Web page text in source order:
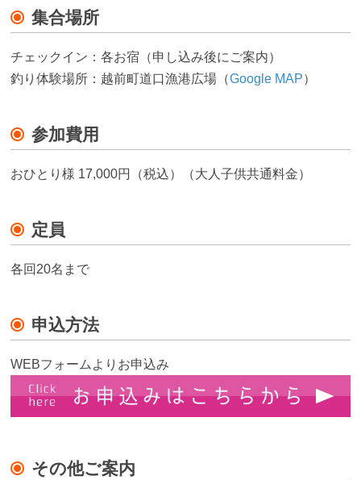
集合場所
チェックイン：各お宿（申し込み後にご案内）
釣り体験場所：越前町道口漁港広場（Google MAP）
参加費用
おひとり様 17,000円（税込）（大人子供共通料金）
定員
各回20名まで
申込方法
WEBフォームよりお申込み
その他ご案内